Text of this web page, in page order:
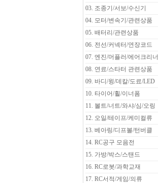
03. 조종기/서보/수신기
04. 모터/변속기/관련상품
05. 배터리/관련상품
06. 전선/커넥터/연장코드
07. 엔진/머플러/에어크리너
08. 연료/스타터 관련상품
09. 바디/윙/데칼/도료/LED
10. 타이어/휠/이너폼
11. 볼트/너트/와샤/심/오링
12. 오일/테이프/케미컬류
13. 베아링/디프볼/턴버클
14. RC공구 모음전
15. 가방/박스/스탠드
16. RC로봇/과학교재
17. RC서적/게임/의류